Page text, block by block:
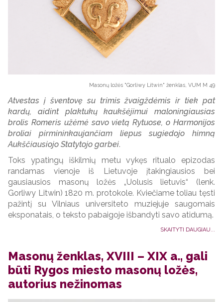
Masonų ložės "Gorliwy Litwin" ženklas, VUM M 49
Atvestas į šventovę su trimis žvaigždėmis ir tiek pat
kardų, aidint plaktukų kaukšėjimui maloningiausias
brolis Romeris užėmė savo vietą Rytuose, o Harmonijos
broliai pirmininkaujančiam liepus sugiedojo himną
Aukščiausiojo Statytojo garbei.
Toks ypatingų iškilmių metu vykęs ritualo epizodas
randamas vienoje iš Lietuvoje įtakingiausios bei
gausiausios masonų ložės „Uolusis lietuvis“ (lenk.
Gorliwy Litwin) 1820 m. protokole. Kviečiame toliau tęsti
pažintį su Vilniaus universiteto muziejuje saugomais
eksponatais, o teksto pabaigoje išbandyti savo atidumą.
SKAITYTI DAUGIAU...
Masonų ženklas, XVIII – XIX a., gali
būti Rygos miesto masonų ložės,
autorius nežinomas